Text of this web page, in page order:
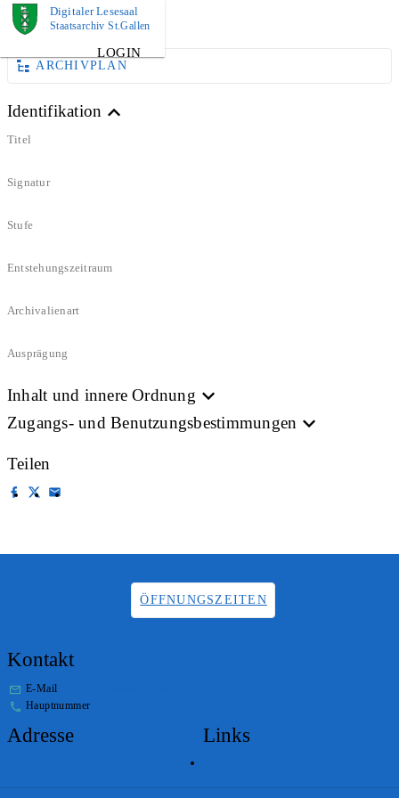
Digitaler Lesesaal
Staatsarchiv St.Gallen
LOGIN
DOKUMENT
ARCHIVPLAN
Identifikation
Titel
Signatur
Stufe
Entstehungszeitraum
Archivalienart
Ausprägung
Inhalt und innere Ordnung
Zugangs- und Benutzungsbestimmungen
Teilen
ÖFFNUNGSZEITEN
Kontakt
E-Mail
Hauptnummer
Adresse Links